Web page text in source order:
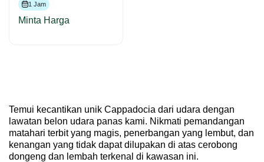
1 Jam
Minta Harga
Temui kecantikan unik Cappadocia dari udara dengan
lawatan belon udara panas kami. Nikmati pemandangan
matahari terbit yang magis, penerbangan yang lembut, dan
kenangan yang tidak dapat dilupakan di atas cerobong
dongeng dan lembah terkenal di kawasan ini.